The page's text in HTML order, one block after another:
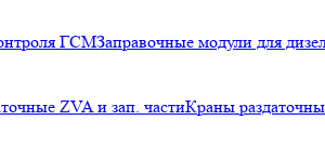
ГСМЗаправочные модули для
ZVA и зап. частиКраны